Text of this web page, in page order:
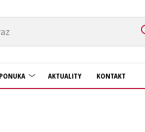
AKTUALITY KONTAKT